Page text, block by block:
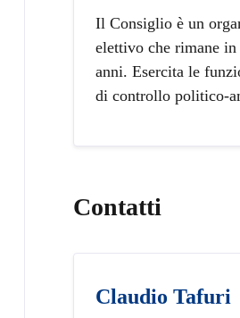
Il Consiglio è un
elettivo che rimane in
anni. Esercita le
di controllo politico-
Contatti
Claudio Tafuri